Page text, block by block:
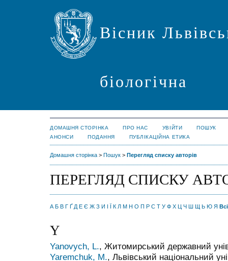
Вісник
біологічна
ДОМАШНЯ СТОРІНКА ПРО НАС УВІЙТИ
ПОШУК
АНОНСИ
ПОДАННЯ ПУБЛІКАЦІЙНА ЕТИКА
Домашня сторінка > Пошук > Перегляд списку авторів
ПЕРЕГЛЯД СПИСКУ
А Б В Г Ґ Д Е Є Ж З И І Ї К Л М Н О П Р С Т У Ф Х Ц Ч Ш Щ Ь Ю Я Всі
Y
Yanovych, L., Житомирський державний
Yaremchuk, M., Львівський національний